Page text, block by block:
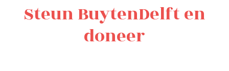
Steun BuytenDelft en
doneer